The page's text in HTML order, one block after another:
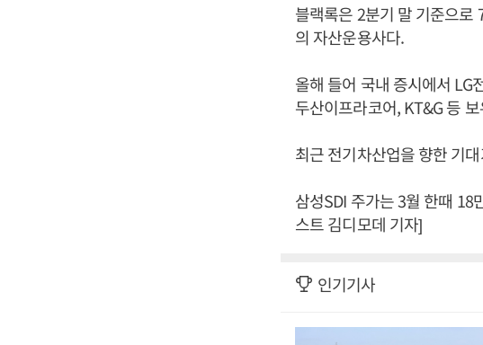
블랙록은 2분기 말 기준으로
의 자산운용사다.
올해 들어 국내 증시에서 LG
두산이프라코어, KT&G 등
최근 전기차산업을 향한 기
삼성SDI 주가는 3월 한때
스트 김디모데 기자]
인기기사